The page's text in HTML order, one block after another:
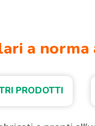
a
PRODOTTI